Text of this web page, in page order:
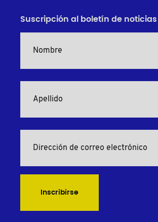
Suscripción al boletín de noticias
Inscribirse